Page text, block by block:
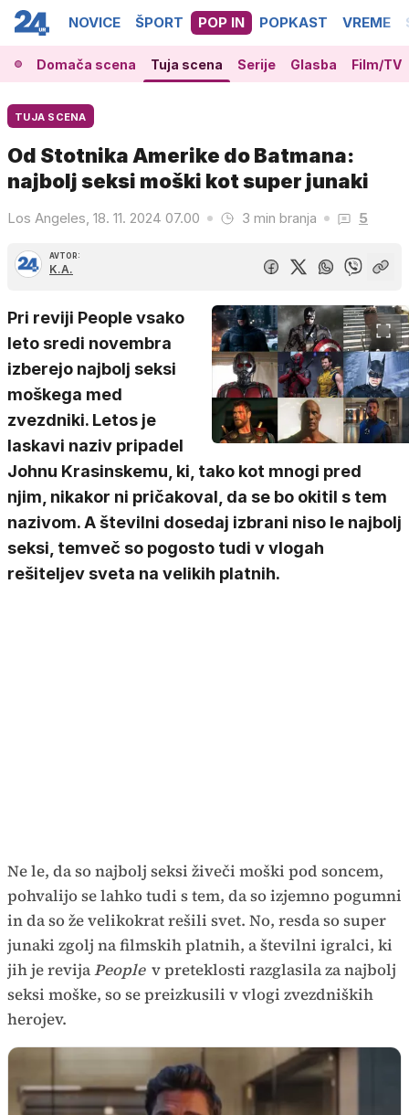
NOVICE ŠPORT POP IN POPKAST VREME
Domača scena Tuja scena Serije Glasba Film/TV
TUJA SCENA
Od Stotnika Amerike do Batmana:
najbolj seksi moški kot super junaki
Los Angeles, 18. 11. 2024 07.00 3 min branja 5
AVTOR:
K.A.
Pri reviji People vsako
leto sredi novembra
izberejo najbolj seksi
moškega med
zvezdniki. Letos je
laskavi naziv pripadel
Johnu Krasinskemu, ki, tako kot mnogi pred
njim, nikakor ni pričakoval, da se bo okitil s tem
nazivom. A številni dosedaj izbrani niso le najbolj
seksi, temveč so pogosto tudi v vlogah
rešiteljev sveta na velikih platnih.
Ne le, da so najbolj seksi živeči moški pod soncem,
pohvalijo se lahko tudi s tem, da so izjemno pogumni
in da so že velikokrat rešili svet. No, resda so super
junaki zgolj na filmskih platnih, a številni igralci, ki
jih je revijaPeople v preteklosti razglasila za najbolj
seksi moške, so se preizkusili v vlogi zvezdniških
herojev.